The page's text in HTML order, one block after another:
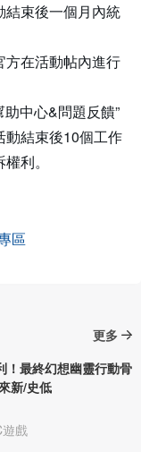
結束後一個月內統
方在活動帖內進行
中心&問題反饋”
動結束後10個工作
利。
區
更多
！最終幻想幽靈行動骨
新/史低
遊戲